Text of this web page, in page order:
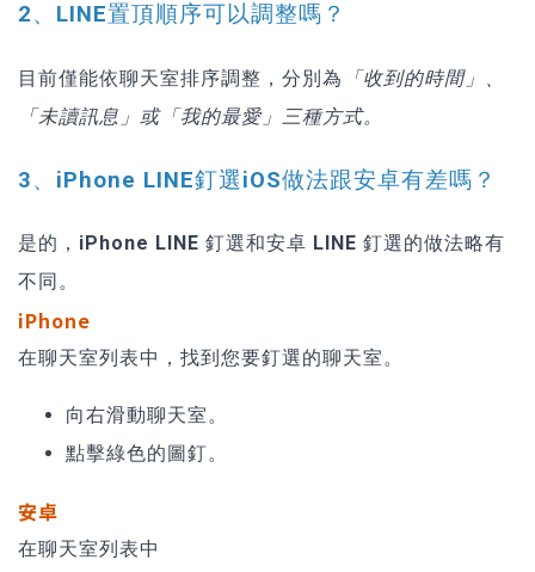
2、LINE置頂順序可以調整嗎？
目前僅能依聊天室排序調整，分別為
「收到的時間」、
「未讀訊息」或「我的最愛」三種方式。
3、iPhone LINE釘選iOS做法跟安卓有差嗎？
是的， iPhone LINE 釘選和安卓 LINE 釘選的做法略有
不同。
iPhone
在聊天室列表中，找到您要釘選的聊天室。
向右滑動聊天室。
點擊綠色的圖釘。
安卓
在聊天室列表中